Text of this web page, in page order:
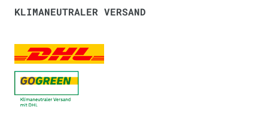
KLIMANEUTRALER VERSAND